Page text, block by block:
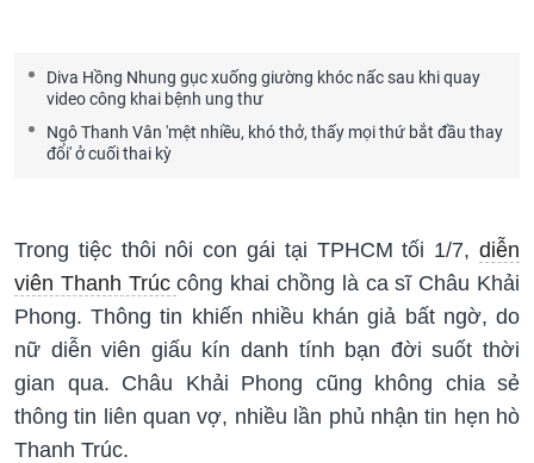
Diva Hồng Nhung gục xuống giường khóc nấc sau khi quay
video công khai bệnh ung thư
Ngô Thanh Vân 'mệt nhiều, khó thở, thấy mọi thứ bắt đầu thay
đổi' ở cuối thai kỳ
Trong tiệc thôi nôi con gái tại TPHCM tối 1/7, diễn
viên Thanh Trúccông khai chồng là ca sĩ Châu Khải
Phong. Thông tin khiến nhiều khán giả bất ngờ, do
nữ diễn viên giấu kín danh tính bạn đời suốt thời
gian qua. Châu Khải Phong cũng không chia sẻ
thông tin liên quan vợ, nhiều lần phủ nhận tin hẹn hò
Thanh Trúc.